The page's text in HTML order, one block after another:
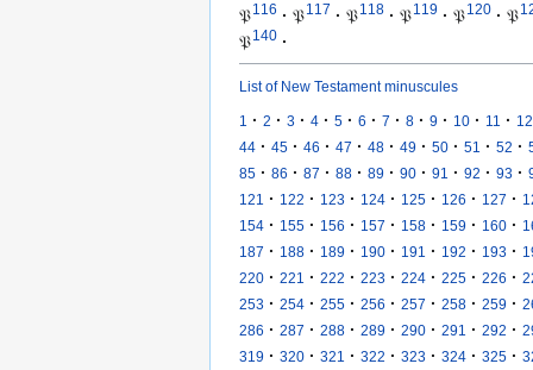
𝔓116 · 𝔓117 · 𝔓118 · 𝔓119 · 𝔓120 · 𝔓
𝔓140 ·
List of New Testament minuscules
1 · 2 · 3 · 4 · 5 · 6 · 7 · 8 · 9 · 10 · 11 · 12
44 · 45 · 46 · 47 · 48 · 49 · 50 · 51 · 52 ·
85 · 86 · 87 · 88 · 89 · 90 · 91 · 92 · 93 ·
121 · 122 · 123 · 124 · 125 · 126 · 127 ·
154 · 155 · 156 · 157 · 158 · 159 · 160 ·
187 · 188 · 189 · 190 · 191 · 192 · 193 ·
220 · 221 · 222 · 223 · 224 · 225 · 226 ·
253 · 254 · 255 · 256 · 257 · 258 · 259 ·
286 · 287 · 288 · 289 · 290 · 291 · 292 ·
319 · 320 · 321 · 322 · 323 · 324 · 325 ·